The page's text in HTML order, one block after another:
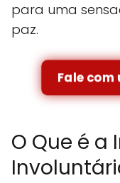
para uma
paz.
Fale
O Que é a